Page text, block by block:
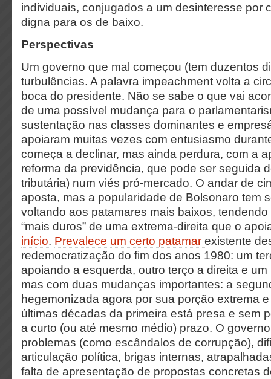
individuais, conjugados a um desinteresse por
digna para os de baixo.
Perspectivas
Um governo que mal começou (tem duzentos
turbulências. A palavra impeachment volta a
boca do presidente. Não se sabe o que vai
de uma possível mudança para o
sustentação nas classes dominantes e
apoiaram muitas vezes com entusiasmo
começa a declinar, mas ainda perdura, com a
reforma da previdência, que pode ser seguida
tributária) num viés pró-mercado. O andar de
aposta, mas a popularidade de Bolsonaro tem
voltando aos patamares mais baixos,
“mais duros” de uma extrema-direita que o
início. Prevalece um certo patamar existente
redemocratização do fim dos anos 1980: um
apoiando a esquerda, outro terço a direita e
mas com duas mudanças importantes: a
hegemonizada agora por sua porção extrema
últimas décadas da primeira está presa e sem
a curto (ou até mesmo médio) prazo. O
problemas (como escândalos de corrupção),
articulação política, brigas internas,
falta de apresentação de propostas concretas